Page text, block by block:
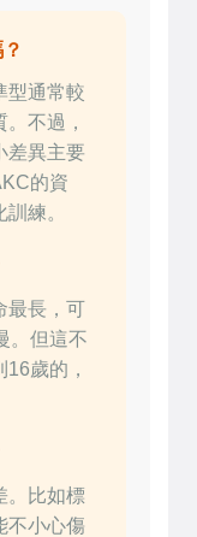
型通常較
不過，
差異主要
的資
練。
最長，可
。但這不
歲的，
。比如標
不小心傷